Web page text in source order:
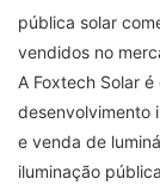
pública solar
vendidos no
A Foxtech Solar
desenvolvimento
e venda de
iluminação